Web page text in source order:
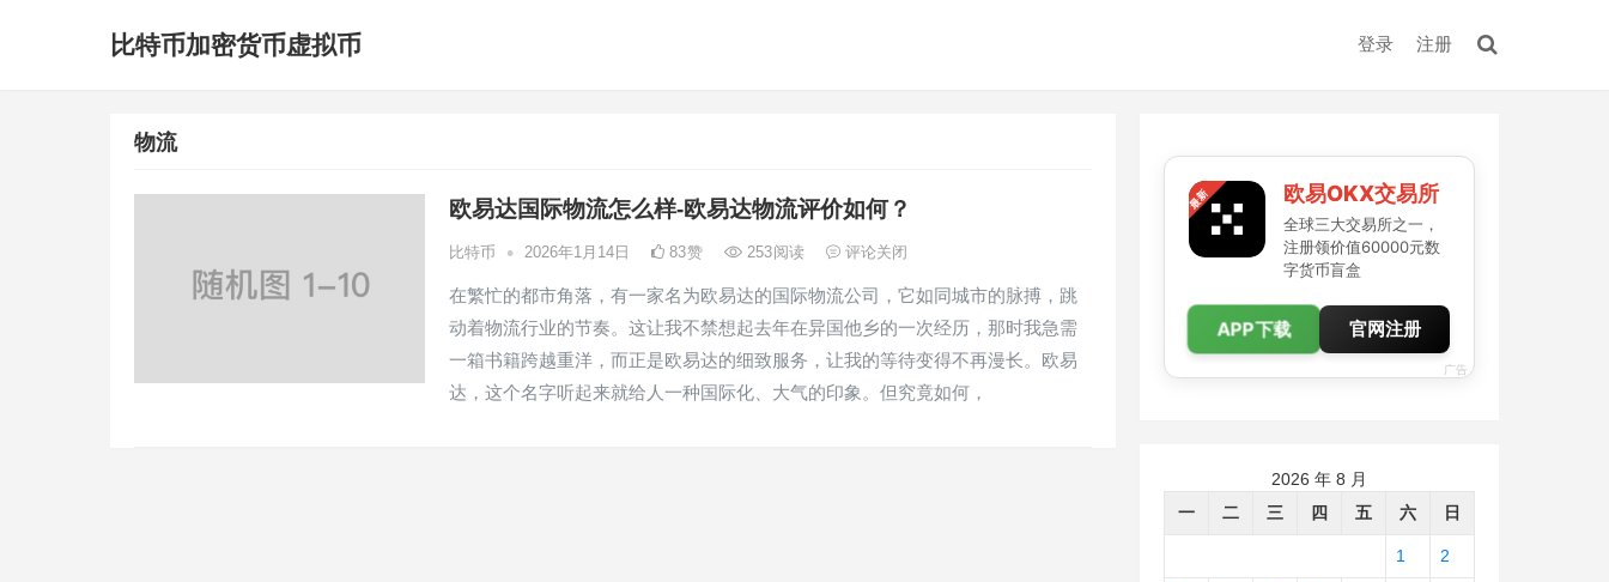
比特币加密货币虚拟币 登录 注册
物流
欧易达国际物流怎么样-欧易达物流评价如何？
比特币 • 2026年1月14日 83赞 253阅读 评论关闭
在繁忙的都市角落，有一家名为欧易达的国际物流公司，它如同城市的脉搏，跳
动着物流行业的节奏。这让我不禁想起去年在异国他乡的一次经历，那时我急需
一箱书籍跨越重洋，而正是欧易达的细致服务，让我的等待变得不再漫长。欧易
达，这个名字听起来就给人一种国际化、大气的印象。但究竟如何，
欧易OKX交易所
全球三大交易所之一，
注册领价值60000元数
字货币盲盒
APP下载 官网注册
广告
2026 年 8 月
一
二 三 四 五 六 日
1 2